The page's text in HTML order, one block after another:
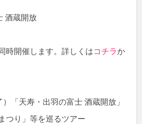
酒蔵開放
時開催します。詳しくはコチラか
「天寿・出羽の富士 酒蔵開放」
つり」等を巡るツアー